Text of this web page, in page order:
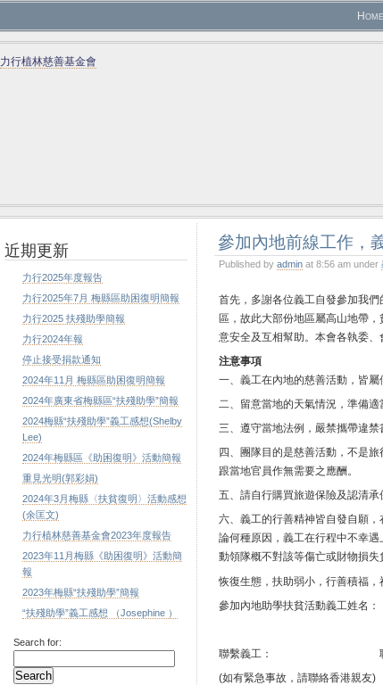
Home
力行植林慈善基金會
參加內地前線工作，
Published by admin at 8:56 am under
首先，多謝各位義工自發參加我
區，故此大部份地區屬高山地帶
意安全及互相幫助。本會各執委
注意事項
一、義工在內地的慈善活動，皆
二、留意當地的天氣情況，準備
三、遵守當地法例，嚴禁攜帶違禁
四、團隊目的是慈善活動，不是
跟當地官員作無需要之應酬。
五、請自行購買旅遊保險及認清承
六、義工的行善精神皆自發自願
論何種原因，義工在行程中不幸
動領隊概不對該等傷亡或財物損失
恢復生態，扶助弱小，行善積福，
參加內地助學扶貧活動
日
聯繫義工： 聯絡
(如有緊急事故，請聯絡香港親友)
近期更新
力行2025年度報告
力行2025年7月 梅縣區助困復明簡報
力行2025 扶殘助學簡報
力行2024年報
停止接受捐款通知
2024年11月 梅縣區助困復明簡報
2024年廣東省梅縣區“扶殘助學”簡報
2024梅縣“扶殘助學”義工感想(Shelby
Lee)
2024年梅縣區《助困復明》活動簡報
重見光明(郭彩娟)
2024年3月梅縣〈扶貧復明〉活動感想
(余匡文)
力行植林慈善基金會2023年度報告
2023年11月梅縣《助困復明》活動簡
報
2023年梅縣“扶殘助學”簡報
“扶殘助學”義工感想 （Josephine ）
Search for: